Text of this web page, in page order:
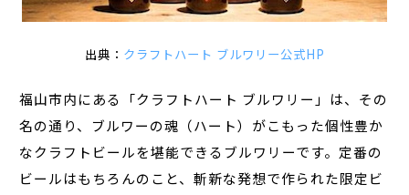
出典： クラフトハート ブルワリー公式HP
福山市内にある「クラフトハート ブルワリー」は、その
名の通り、ブルワーの魂（ハート）がこもった個性豊か
なクラフトビールを堪能できるブルワリーです。定番の
ビールはもちろんのこと、斬新な発想で作られた限定ビ